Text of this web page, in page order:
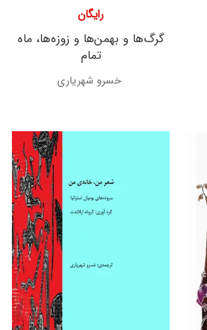
گرگ‌ها و بهمن‌ها و زوزه‌ها، ماه
تمام
رایگان
خسرو شهریاری